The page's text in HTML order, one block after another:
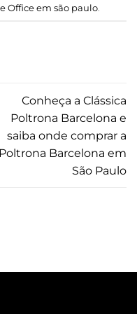
Office em são paulo.
Conheça a Clássica
Poltrona Barcelona e
saiba onde comprar a
Poltrona Barcelona em
São Paulo